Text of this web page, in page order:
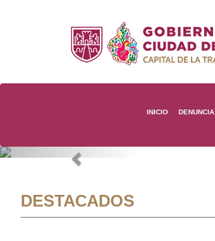
INICIO DENUNCIA
Previous
DESTACADOS